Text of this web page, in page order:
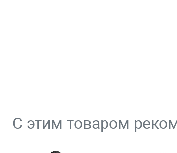
С этим товаром